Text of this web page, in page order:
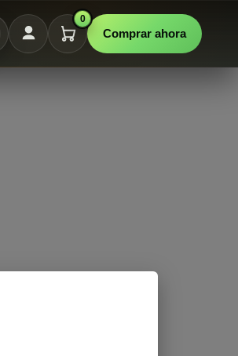
0
Comprar ahora